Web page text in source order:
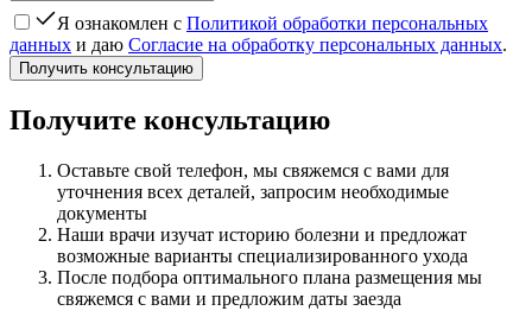
Я ознакомлен с Политикой обработки персональных
данных и даю Согласие на обработку персональных данных.
Получить консультацию
Получите консультацию
Оставьте свой телефон, мы свяжемся с вами для
уточнения всех деталей, запросим необходимые
документы
Наши врачи изучат историю болезни и предложат
возможные варианты специализированного ухода
После подбора оптимального плана размещения мы
свяжемся с вами и предложим даты заезда